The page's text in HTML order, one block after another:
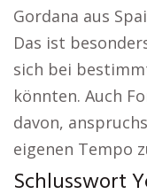
Gordana aus
Das ist
sich bei
könnten. Auch
davon,
eigenen Tempo
Schlusswort